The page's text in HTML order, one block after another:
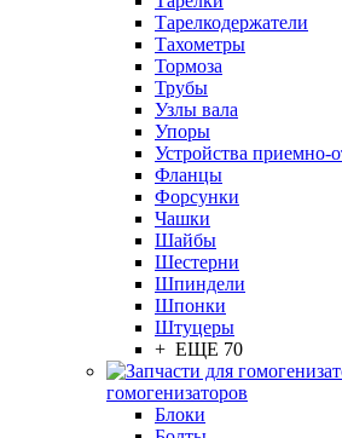
Тарелкодержатели
Тахометры
Тормоза
Трубы
Узлы вала
Упоры
Устройства приемно-
Фланцы
Форсунки
Чашки
Шайбы
Шестерни
Шпиндели
Шпонки
Штуцеры
+ ЕЩЕ 70
гомогенизаторов
Блоки